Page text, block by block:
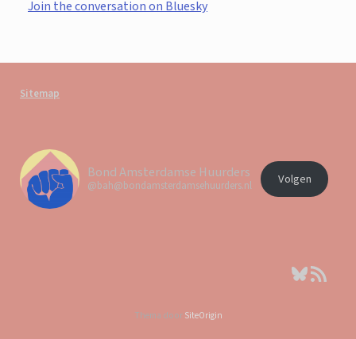
Join the conversation on Bluesky
Sitemap
Bond Amsterdamse Huurders
@bah@bondamsterdamsehuurders.nl Volgen
Bluesky
RSS feed
Thema doorSiteOrigin